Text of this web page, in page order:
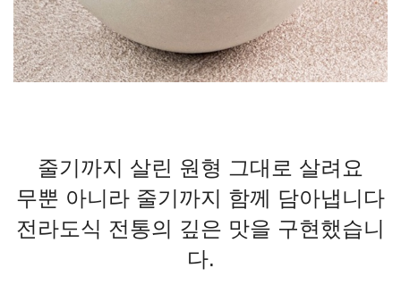
줄기까지 살린 원형 그대로 살려요
무뿐 아니라 줄기까지 함께 담아냅니다
전라도식 전통의 깊은 맛을 구현했습니
다.